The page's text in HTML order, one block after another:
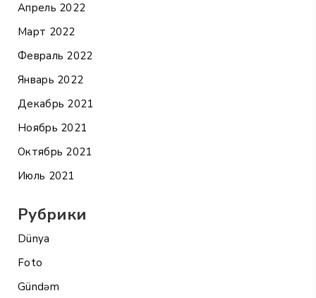
Апрель 2022
Март 2022
Февраль 2022
Январь 2022
Декабрь 2021
Ноябрь 2021
Октябрь 2021
Июль 2021
Рубрики
Dünya
Foto
Gündəm